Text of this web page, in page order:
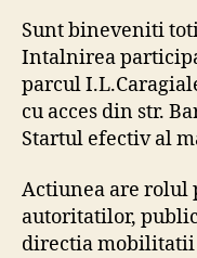
Sunt bineveniti
Intalnirea
parcul
cu acces din str.
Startul efectiv al
Actiunea are rolul
autoritatilor,
directia mobilitatii